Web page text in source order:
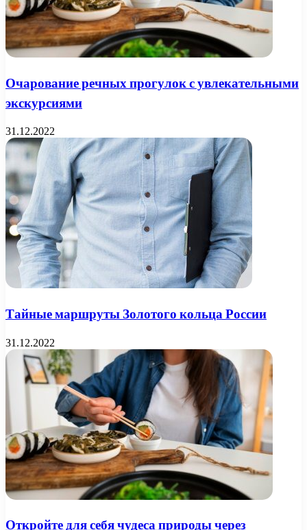
Очарование речных прогулок с увлекательными
экскурсиями
31.12.2022
Тайные маршруты Золотого кольца России
31.12.2022
Откройте для себя чудеса природы через